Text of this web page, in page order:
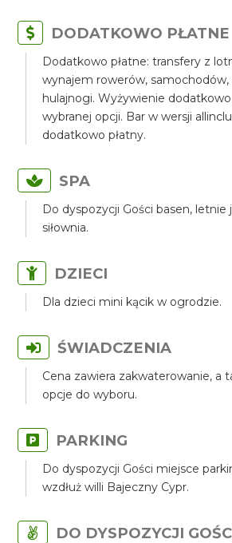
DODATKOWO PŁATNE
Dodatkowo płatne: transfery z
wynajem rowerów,
hulajnogi. Wyżywienie dodatkowo
wybranej opcji. Bar w wersji
dodatkowo płatny.
SPA
Do dyspozycji Gości basen, letnie
siłownia.
DZIECI
Dla dzieci mini kącik w ogrodzie.
ŚWIADCZENIA
Cena zawiera zakwaterowanie, a
opcje do wyboru.
PARKING
Do dyspozycji Gości miejsce
wzdłuż willi Bajeczny Cypr.
DO DYSPOZYCJI